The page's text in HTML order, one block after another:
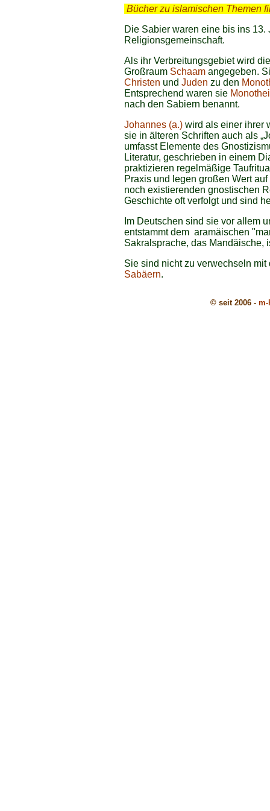
Bücher zu islamischen Themen
Die Sabier waren eine bis ins
Religionsgemeinschaft.
Als ihr Verbreitungsgebiet wird
Großraum Schaam angegeben.
Christen und Juden zu den
Entsprechend waren sie
nach den Sabiern benannt.
Johannes (a.) wird als einer ihrer
sie in älteren Schriften auch als
umfasst Elemente des
Literatur, geschrieben in einem
praktizieren regelmäßige
Praxis und legen großen Wert auf
noch existierenden gnostischen
Geschichte oft verfolgt und sind
Im Deutschen sind sie vor allem
entstammt dem aramäischen
Sakralsprache, das Mandäische,
Sie sind nicht zu verwechseln
Sabäern.
© seit 2006 - m-